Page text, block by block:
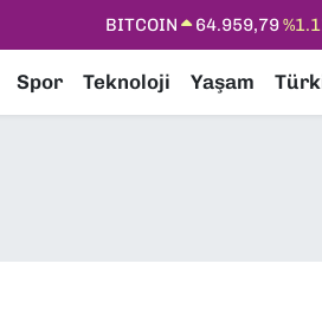
DOLAR 47,7436
STERLİN
64,4811
Spor Teknoloji Yaşam